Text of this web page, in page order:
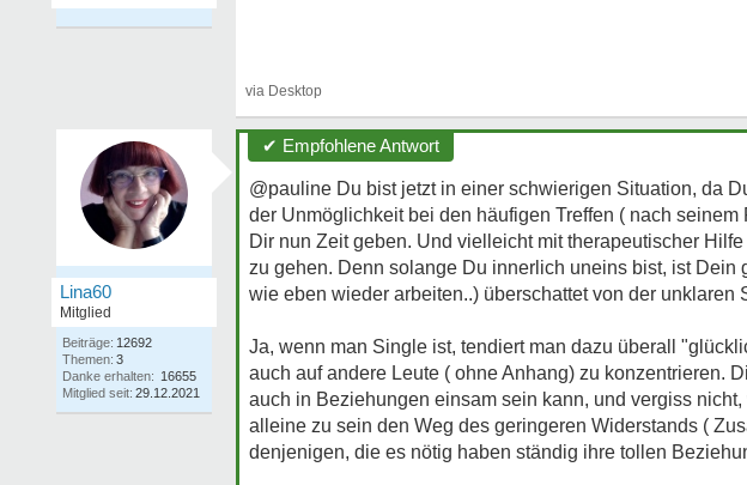
Lina60
Mitglied
Beiträge: 12692
Themen: 3
Danke erhalten: 16655
Mitglied seit: 29.12.2021
✔ Empfohlene Antwort
@pauline Du bist jetzt in einer schwierigen Situation, da
der Unmöglichkeit bei den häufigen Treffen ( nach
Dir nun Zeit geben. Und vielleicht mit therapeutischer
zu gehen. Denn solange Du innerlich uneins bist, ist
wie eben wieder arbeiten..) überschattet von der unklaren
Ja, wenn man Single ist, tendiert man dazu überall
auch auf andere Leute ( ohne Anhang) zu konzentrieren.
auch in Beziehungen einsam sein kann, und vergiss
alleine zu sein den Weg des geringeren Widerstands (
denjenigen, die es nötig haben ständig ihre tollen